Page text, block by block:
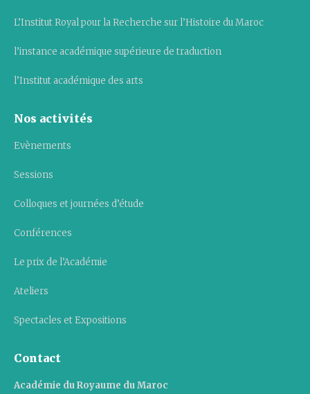
L’Institut Royal pour la Recherche sur l’Histoire du Maroc
l’instance académique supérieure de traduction
l’Institut académique des arts
Nos activités
Evènements
Sessions
Colloques et journées d’étude
Conférences
Le prix de l’Académie
Ateliers
Spectacles et Expositions
Contact
Académie du Royaume du Maroc